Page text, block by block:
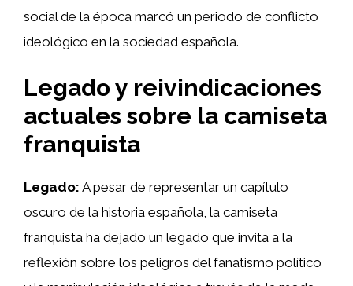
social de la época marcó un periodo de conflicto
ideológico en la sociedad española.
Legado y reivindicaciones
actuales sobre la camiseta
franquista
Legado: A pesar de representar un capítulo
oscuro de la historia española, la camiseta
franquista ha dejado un legado que invita a la
reflexión sobre los peligros del fanatismo político